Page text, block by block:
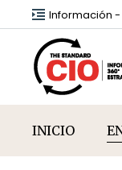
Información -
INICIO